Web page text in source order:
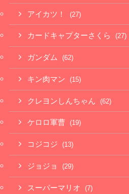
アイカツ！ (27)
カードキャプターさくら (27)
ガンダム (62)
キン肉マン (15)
クレヨンしんちゃん (62)
ケロロ軍曹 (19)
コジコジ (13)
ジョジョ (29)
スーパーマリオ (7)